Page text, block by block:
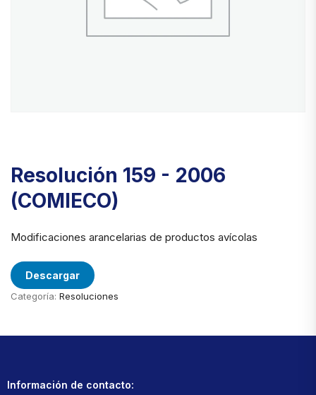
Resolución 159 - 2006
(COMIECO)
Modificaciones arancelarias de productos avícolas
Descargar
Categoría: Resoluciones
Información de contacto: